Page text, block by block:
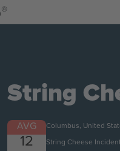
String
AVG
12
Columbus, United
String Cheese Incident